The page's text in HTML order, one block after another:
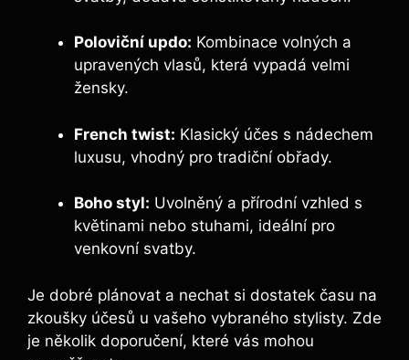
Poloviční updo: Kombinace volných a
upravených vlasů, která vypadá velmi
žensky.
French twist: Klasický účes s ​nádechem
⁤luxusu, vhodný pro⁤ tradiční obřady.
Boho styl: Uvolněný⁤ a přírodní vzhled s
květinami ⁢nebo stuhami, ⁢ideální pro
venkovní svatby.
Je dobré ​plánovat a nechat‌ si dostatek času na
zkoušky účesů u vašeho vybraného stylisty. Zde
je několik ⁣doporučení, které vás mohou